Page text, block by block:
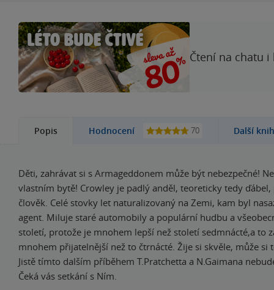
Čtení na chatu i
Popis Hodnocení 70 Další
Děti, zahrávat si s Armageddonem může být nebezpečné!
vlastním bytě! Crowley je padlý anděl, teoreticky tedy
člověk. Celé stovky let naturalizovaný na Zemi, kam byl
agent. Miluje staré automobily a populární hudbu a
století, protože je mnohem lepší než století sedmnácté,a to
mnohem přijatelnější než to čtrnácté. Žije si skvěle, může si
Jistě tímto dalším příběhem T.Pratchetta a N.Gaimana
Čeká vás setkání s Ním.